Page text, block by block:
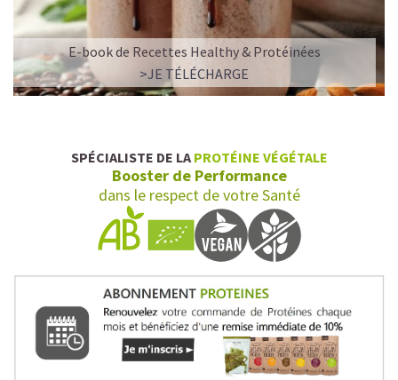
E-book de Recettes Healthy & Protéinées
>JE TÉLÉCHARGE
SPÉCIALISTE DE LA PROTÉINE VÉGÉTALE
Booster de Performance
dans le respect de votre Santé